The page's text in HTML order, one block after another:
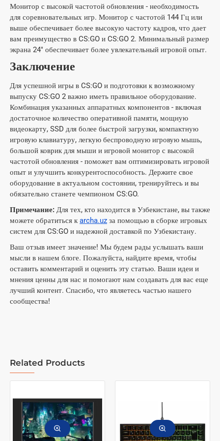
Монитор с высокой частотой обновления - необходимость
для соревновательных игр. Монитор с частотой 144 Гц или
выше обеспечивает более высокую частоту кадров, что дает
вам преимущество в CS:GO и CS:GO 2. Минимальный размер
экрана 24" обеспечивает более увлекательный игровой опыт.
Заключение
Для успешной игры в CS:GO и подготовки к возможному
выпуску CS:GO 2 важно иметь правильное оборудование.
Комбинация указанных аппаратных компонентов - включая
достаточное количество оперативной памяти, мощную
видеокарту, SSD для более быстрой загрузки, компактную
игровую клавиатуру, легкую беспроводную игровую мышь,
большой коврик для мыши и игровой монитор с высокой
частотой обновления - поможет вам оптимизировать игровой
опыт и улучшить конкурентоспособность. Держите свое
оборудование в актуальном состоянии, тренируйтесь и вы
обязательно станете чемпионом CS:GO.
Примечание: Для тех, кто находится в Узбекистане, вы также
можете обратиться к archa.uz за помощью в сборке игровых
систем для CS:GO и надежной доставкой по Узбекистану.
Ваш отзыв имеет значение! Мы будем рады услышать ваши
мысли в нашем блоге. Пожалуйста, найдите время, чтобы
оставить комментарий и оценить эту статью. Ваши идеи и
мнения ценны для нас и помогают нам создавать для вас еще
лучший контент. Спасибо, что являетесь частью нашего
сообщества!
Related Products